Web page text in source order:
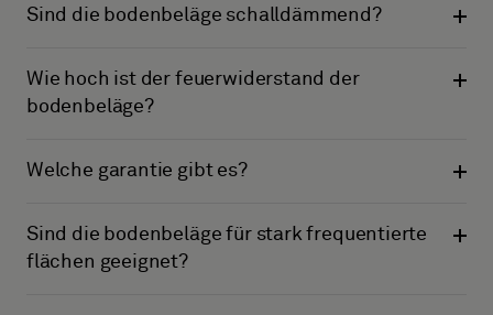
Sind die bodenbeläge schalldämmend?
Wie hoch ist der feuerwiderstand der
bodenbeläge?
Welche garantie gibt es?
Sind die bodenbeläge für stark frequentierte
flächen geeignet?